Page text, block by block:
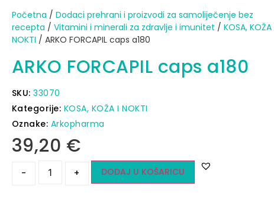
Početna / Dodaci prehrani i proizvodi za samoliječenje bez
recepta / Vitamini i minerali za zdravlje i imunitet / KOSA, KOŽA
NOKTI / ARKO FORCAPIL caps a180
ARKO FORCAPIL caps a180
SKU: 33070
Kategorije: KOSA, KOŽA I NOKTI
Oznake: Arkopharma
39,20 €
- + DODAJ U KOŠARICU